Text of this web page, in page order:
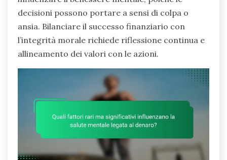
decisioni possono portare a sensi di colpa o
ansia. Bilanciare il successo finanziario con
l’integrità morale richiede riflessione continua e
allineamento dei valori con le azioni.